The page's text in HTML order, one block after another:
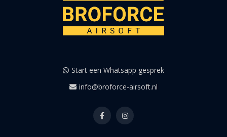
Start een Whatsapp gesprek
info@broforce-airsoft.nl